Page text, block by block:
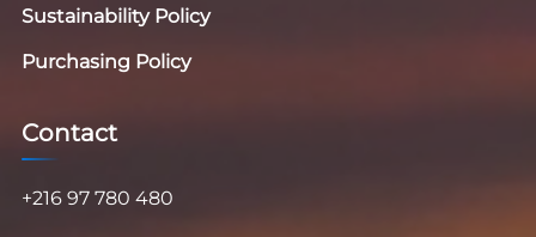
Sustainability Policy
Purchasing Policy
Contact
+216 97 780 480